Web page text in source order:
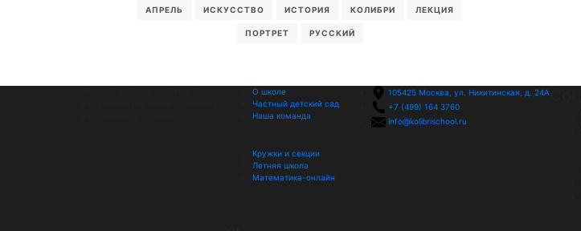
АПРЕЛЬ ИСКУССТВО ИСТОРИЯ КОЛИБРИ ЛЕКЦИЯ
ПОРТРЕТ РУССКИЙ
О школе
Частный детский сад
Наша команда
Кружки и секции
Летняя школа
Математика-онлайн
105425 Москва, ул. Никитинская, д. 24А
+7 (499) 164 3760
info@kolibrischool.ru